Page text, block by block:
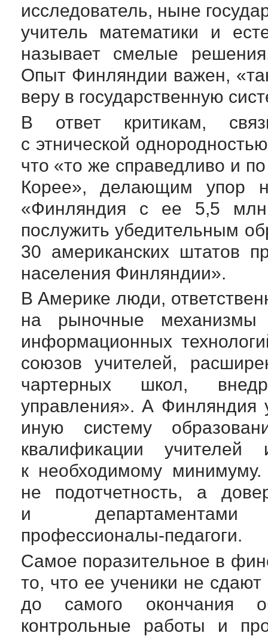
исследователь, ныне
учитель математики и
называет смелые
Опыт Финляндии важен,
веру в государственную
В ответ критикам,
с этнической
что «то же справедливо и
Корее», делающим упор
«Финляндия с ее 5,5
послужить убедительным
30 американских штатов
населения Финляндии».
В Америке люди,
на рыночные механизмы
информационных
союзов учителей,
чартерных школ,
управления». А Финляндия
иную систему
квалификации
к необходимому
не подотчетность, а
и департаментами
профессионалы-педагоги.
Самое поразительное в
то, что ее ученики не
до самого окончания
контрольные работы и